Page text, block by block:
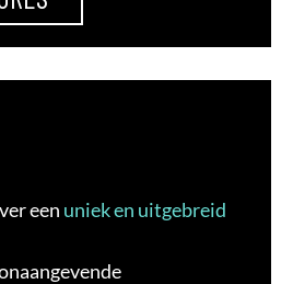
een uniek en uitgebreid